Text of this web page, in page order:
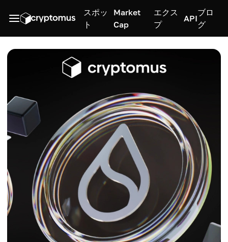
スポッ
ト
Market
Cap
エクス
プ
API
ブロ
グ